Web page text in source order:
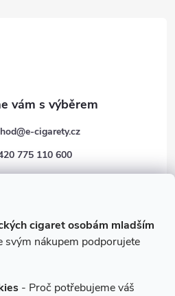
cigaret osobám mladším
svým nákupem podporujete
- Proč potřebujeme váš
@e-cigarety.cz
775 110 600